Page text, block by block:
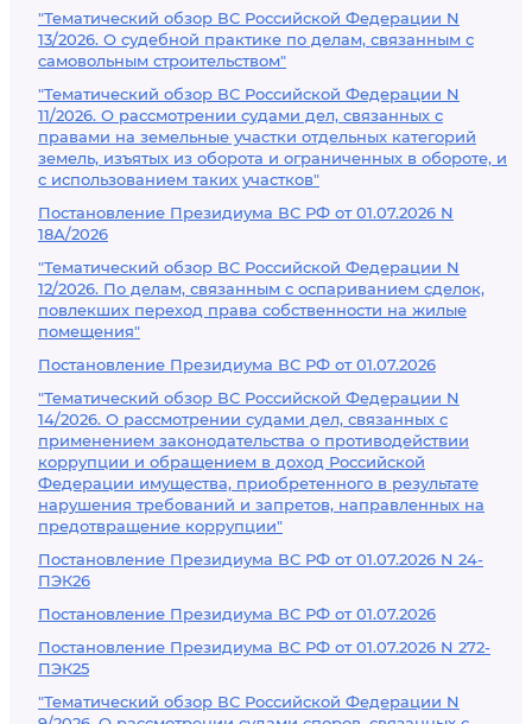
"Тематический обзор ВС Российской Федерации N
13/2026. О судебной практике по делам, связанным с
самовольным строительством"
"Тематический обзор ВС Российской Федерации N
11/2026. О рассмотрении судами дел, связанных с
правами на земельные участки отдельных категорий
земель, изъятых из оборота и ограниченных в обороте, и
с использованием таких участков"
Постановление Президиума ВС РФ от 01.07.2026 N
18А/2026
"Тематический обзор ВС Российской Федерации N
12/2026. По делам, связанным с оспариванием сделок,
повлекших переход права собственности на жилые
помещения"
Постановление Президиума ВС РФ от 01.07.2026
"Тематический обзор ВС Российской Федерации N
14/2026. О рассмотрении судами дел, связанных с
применением законодательства о противодействии
коррупции и обращением в доход Российской
Федерации имущества, приобретенного в результате
нарушения требований и запретов, направленных на
предотвращение коррупции"
Постановление Президиума ВС РФ от 01.07.2026 N 24-
ПЭК26
Постановление Президиума ВС РФ от 01.07.2026
Постановление Президиума ВС РФ от 01.07.2026 N 272-
ПЭК25
"Тематический обзор ВС Российской Федерации N